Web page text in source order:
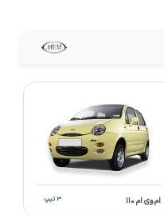
ام وی ام ۱۱۰ ۳ تیپ